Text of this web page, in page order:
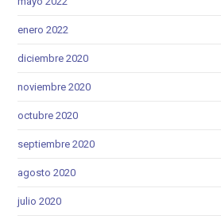
enero 2022
diciembre 2020
noviembre 2020
octubre 2020
septiembre 2020
agosto 2020
julio 2020